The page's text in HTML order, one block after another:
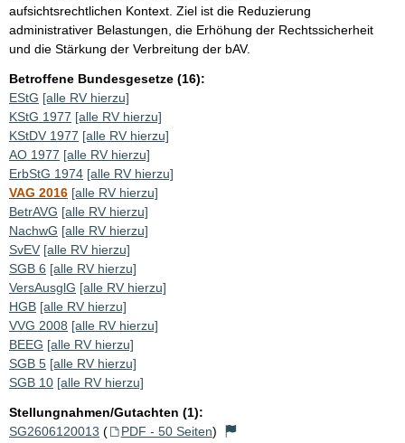
aufsichtsrechtlichen Kontext. Ziel ist die Reduzierung
administrativer Belastungen, die Erhöhung der Rechtssicherheit
und die Stärkung der Verbreitung der bAV.
Betroffene Bundesgesetze (16):
EStG [alle RV hierzu]
KStG 1977 [alle RV hierzu]
KStDV 1977 [alle RV hierzu]
AO 1977 [alle RV hierzu]
ErbStG 1974 [alle RV hierzu]
VAG 2016 [alle RV hierzu]
BetrAVG [alle RV hierzu]
NachwG [alle RV hierzu]
SvEV [alle RV hierzu]
SGB 6 [alle RV hierzu]
VersAusglG [alle RV hierzu]
HGB [alle RV hierzu]
VVG 2008 [alle RV hierzu]
BEEG [alle RV hierzu]
SGB 5 [alle RV hierzu]
SGB 10 [alle RV hierzu]
Stellungnahmen/Gutachten (1):
SG2606120013 ( PDF - 50 Seiten)